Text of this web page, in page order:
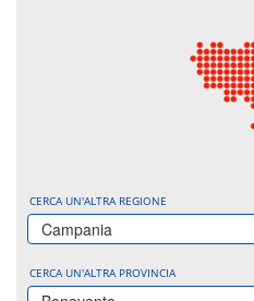
CERCA UN'ALTRA REGIONE
Campania
CERCA UN'ALTRA PROVINCIA